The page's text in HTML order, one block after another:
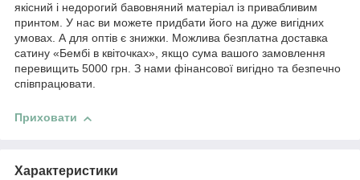
якісний і недорогий бавовняний матеріал із привабливим
принтом. У нас ви можете придбати його на дуже вигідних
умовах. А для оптів є знижки. Можлива безплатна доставка
сатину «Бембі в квіточках», якщо сума вашого замовлення
перевищить 5000 грн. З нами фінансової вигідно та безпечно
співпрацювати.
Приховати
Характеристики